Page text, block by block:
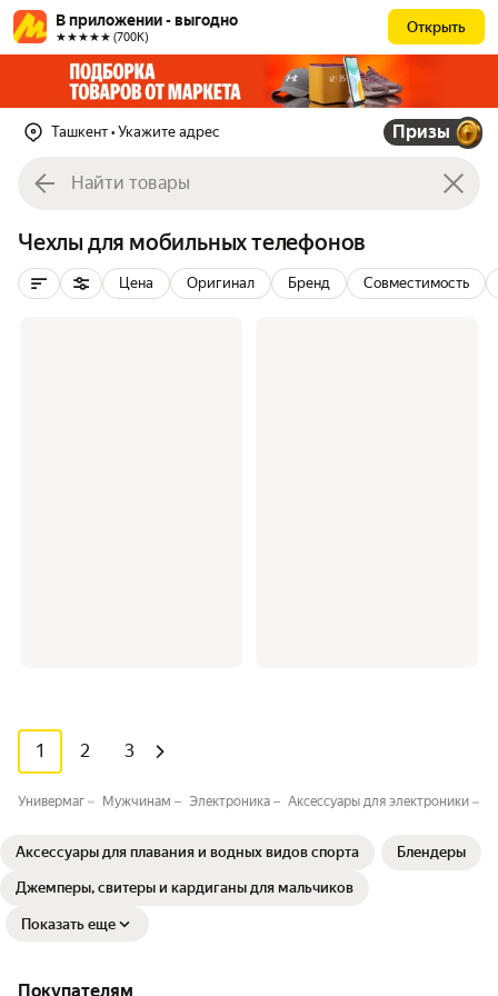
В приложении - выгодно
★★★★★ (700К)
Открыть
Ташкент • Укажите адрес Призы
Чехлы для мобильных телефонов
Цена Оригинал Бренд Совместимость
1 2 3
Универмаг Мужчинам Электроника Аксессуары для электроники
Аксессуары для плавания и водных видов спорта Блендеры
Джемперы, свитеры и кардиганы для мальчиков
Показать еще
Покупателям